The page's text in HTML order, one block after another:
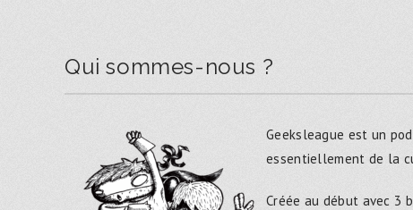
Qui sommes-nous ?
Geeksleague est un
essentiellement de la
Créée au début avec 3